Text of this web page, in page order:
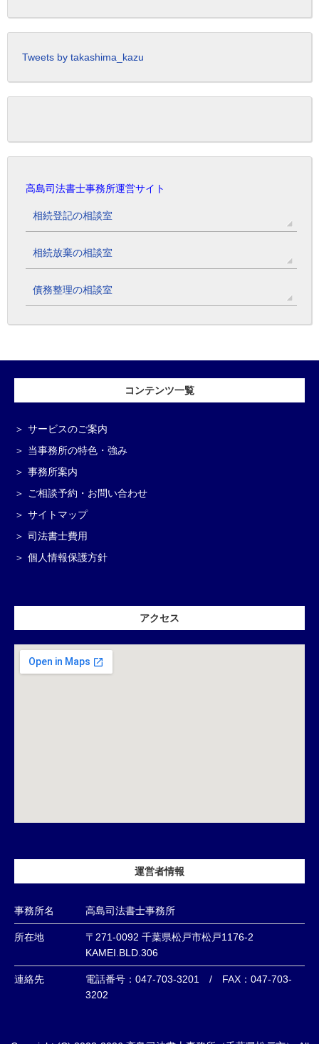
Tweets by takashima_kazu
高島司法書士事務所運営サイト
相続登記の相談室
相続放棄の相談室
債務整理の相談室
コンテンツ一覧
サービスのご案内
当事務所の特色・強み
事務所案内
ご相談予約・お問い合わせ
サイトマップ
司法書士費用
個人情報保護方針
アクセス
運営者情報
事務所名 高島司法書士事務所
所在地
〒271-0092 千葉県松戸市松戸1176-2
KAMEI.BLD.306
連絡先
電話番号：047-703-3201 / FAX：047-703-
3202